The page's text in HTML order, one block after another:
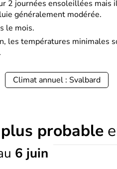
2 journées ensoleillées mais
généralement modérée.
le mois.
les températures minimales
Climat annuel : Svalbard
probable
6 juin